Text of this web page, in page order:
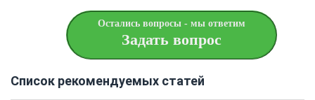
Остались вопросы - мы ответим
Задать вопрос
Список рекомендуемых статей